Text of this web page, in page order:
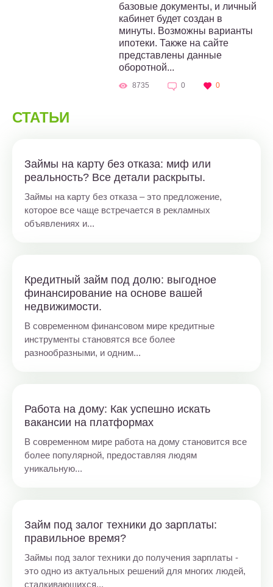
базовые документы, и личный
кабинет будет создан в
минуты. Возможны варианты
ипотеки. Также на сайте
представлены данные
оборотной...
8735 0 0
СТАТЬИ
Займы на карту без отказа: миф или
реальность? Все детали раскрыты.
Займы на карту без отказа – это предложение,
которое все чаще встречается в рекламных
объявлениях и...
Кредитный займ под долю: выгодное
финансирование на основе вашей
недвижимости.
В современном финансовом мире кредитные
инструменты становятся все более
разнообразными, и одним...
Работа на дому: Как успешно искать
вакансии на платформах
В современном мире работа на дому становится все
более популярной, предоставляя людям
уникальную...
Займ под залог техники до зарплаты:
правильное время?
Займы под залог техники до получения зарплаты -
это одно из актуальных решений для многих людей,
сталкивающихся...